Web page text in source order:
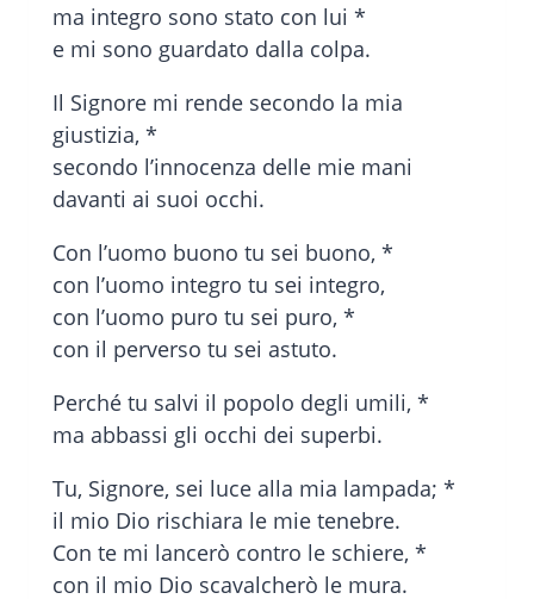
ma integro sono stato con lui *
e mi sono guardato dalla colpa.
Il Signore mi rende secondo la mia
giustizia, *
secondo l’innocenza delle mie mani
davanti ai suoi occhi.
Con l’uomo buono tu sei buono, *
con l’uomo integro tu sei integro,
con l’uomo puro tu sei puro, *
con il perverso tu sei astuto.
Perché tu salvi il popolo degli umili, *
ma abbassi gli occhi dei superbi.
Tu, Signore, sei luce alla mia lampada; *
il mio Dio rischiara le mie tenebre.
Con te mi lancerò contro le schiere, *
con il mio Dio scavalcherò le mura.